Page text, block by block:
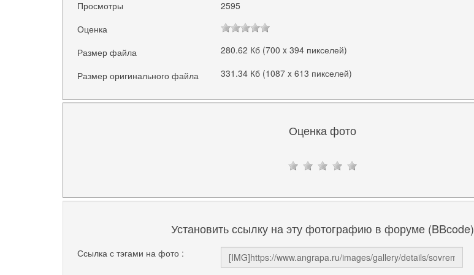
Просмотры
2595
Оценка
Размер файла
280.62 Кб (700 x 394 пикселей)
Размер оригинального файла 331.34 Кб (1087 x 613 пикселей)
Оценка фото
Установить ссылку на эту фотографию в форуме (BBcode)
Ссылка с тэгами на фото :